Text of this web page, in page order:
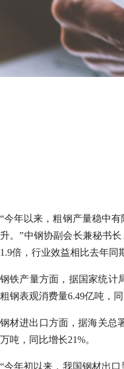
“今年以来，粗钢产量稳中
升。”中钢协副会长兼秘书
1.9倍，行业效益相比去年同
钢铁产量方面，据国家统计
粗钢表观消费量6.49亿吨，
钢材进出口方面，据海关总
万吨，同比增长21%。
“今年初以来，我国钢材出